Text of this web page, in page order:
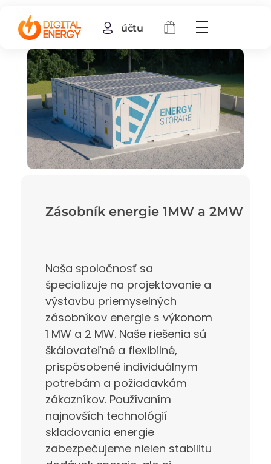
účtu
Zásobník energie 1MW a 2MW
Naša spoločnosť sa
špecializuje na projektovanie a
výstavbu priemyselných
zásobníkov energie s výkonom
1 MW a 2 MW. Naše riešenia sú
škálovateľné a flexibilné,
prispôsobené individuálnym
potrebám a požiadavkám
zákazníkov. Používaním
najnovších technológií
skladovania energie
zabezpečujeme nielen stabilitu